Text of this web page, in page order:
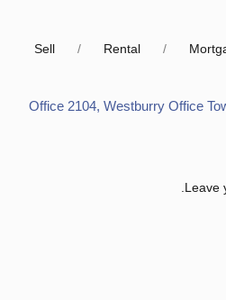
Rental
Sell
Office 2104, Westburry Office
Leave